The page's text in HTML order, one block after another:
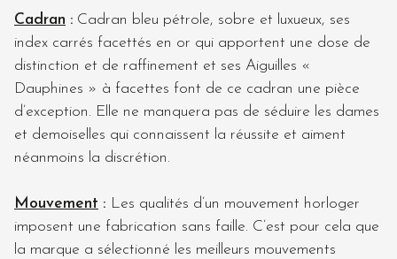
Cadran : Cadran bleu pétrole, sobre et luxueux, ses
index carrés facettés en or qui apportent une dose de
distinction et de raffinement et ses Aiguilles «
Dauphines » à facettes font de ce cadran une pièce
d’exception. Elle ne manquera pas de séduire les dames
et demoiselles qui connaissent la réussite et aiment
néanmoins la discrétion.
Mouvement : Les qualités d’un mouvement horloger
imposent une fabrication sans faille. C’est pour cela que
la marque a sélectionné les meilleurs mouvements